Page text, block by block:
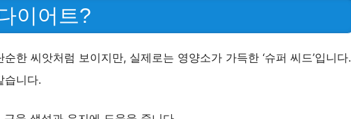
이어트?
한 씨앗처럼 보이지만, 실제로는 영양소가 가득한 ‘슈퍼 씨드’입니다.
습니다.